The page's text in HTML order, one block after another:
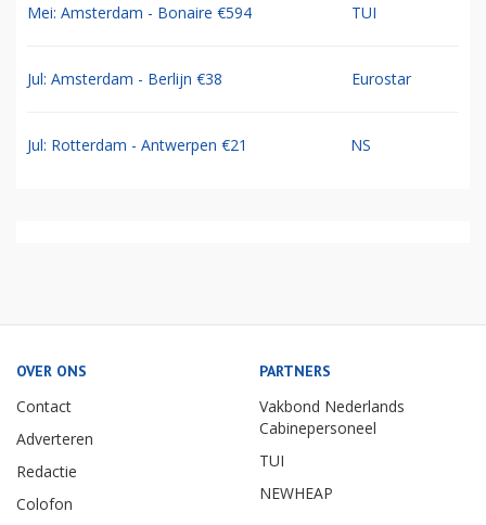
Mei: Amsterdam - Bonaire €594 TUI
Jul: Amsterdam - Berlijn €38 Eurostar
Jul: Rotterdam - Antwerpen €21 NS
OVER ONS
Contact
Adverteren
Redactie
Colofon
PARTNERS
Vakbond Nederlands
Cabinepersoneel
TUI
NEWHEAP